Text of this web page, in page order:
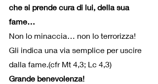
che si prende cura di lui, della sua
fame…
Non lo minaccia… non lo terrorizza!
Gli indica una via semplice per uscire
dalla fame.(cfr Mt 4,3; Lc 4,3)
Grande benevolenza!